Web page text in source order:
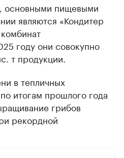
основными пищевыми
являются «Кондитер
году они совокупно
т продукции.
в тепличных
итогам прошлого года
грибов
рекордной